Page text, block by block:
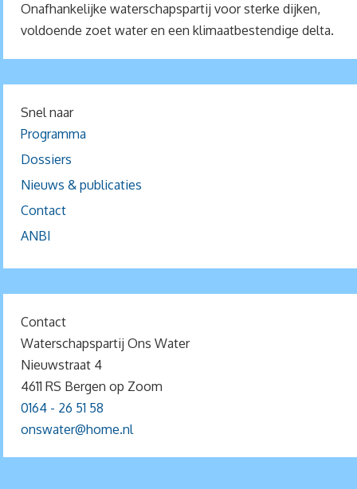
Onafhankelijke waterschapspartij voor sterke dijken,
voldoende zoet water en een klimaatbestendige delta.
Snel naar
Programma
Dossiers
Nieuws & publicaties
Contact
ANBI
Contact
Waterschapspartij Ons Water
Nieuwstraat 4
4611 RS Bergen op Zoom
0164 - 26 51 58
onswater@home.nl